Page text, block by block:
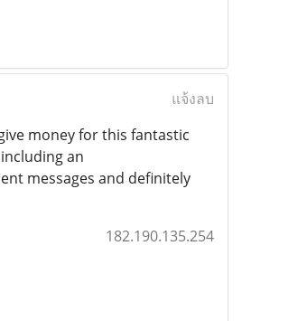
แจ้งลบ
money for this fantastic
an
messages and definitely
182.190.135.254